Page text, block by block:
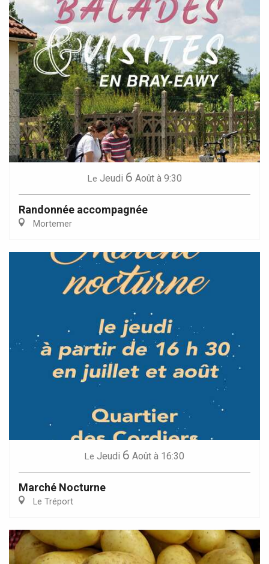
Le Jeudi 6 Août à 9:30
Randonnée accompagnée
Mortemer
Le Jeudi 6 Août à 16:30
Marché Nocturne
Le Tréport